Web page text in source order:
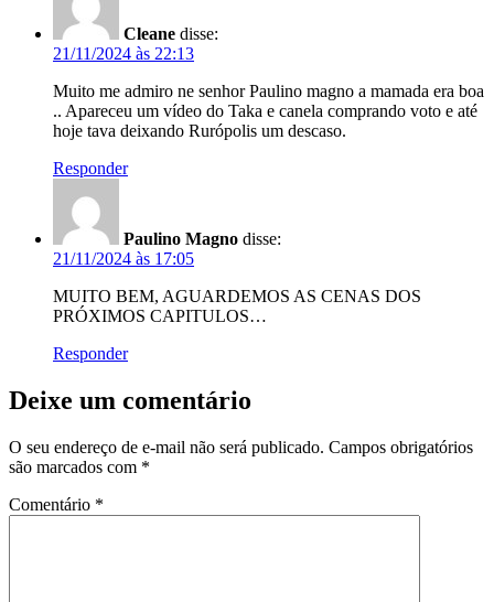
Cleane disse:
21/11/2024 às 22:13
Muito me admiro ne senhor Paulino magno a mamada era boa
.. Apareceu um vídeo do Taka e canela comprando voto e até
hoje tava deixando Rurópolis um descaso.
Responder
Paulino Magno disse:
21/11/2024 às 17:05
MUITO BEM, AGUARDEMOS AS CENAS DOS
PRÓXIMOS CAPITULOS…
Responder
Deixe um comentário
O seu endereço de e-mail não será publicado. Campos obrigatórios
são marcados com *
Comentário *